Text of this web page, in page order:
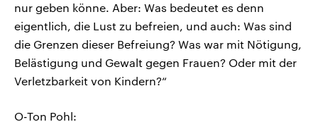
nur geben könne. Aber: Was bedeutet es denn
eigentlich, die Lust zu befreien, und auch: Was sind
die Grenzen dieser Befreiung? Was war mit Nötigung,
Belästigung und Gewalt gegen Frauen? Oder mit der
Verletzbarkeit von Kindern?“
O-Ton Pohl: